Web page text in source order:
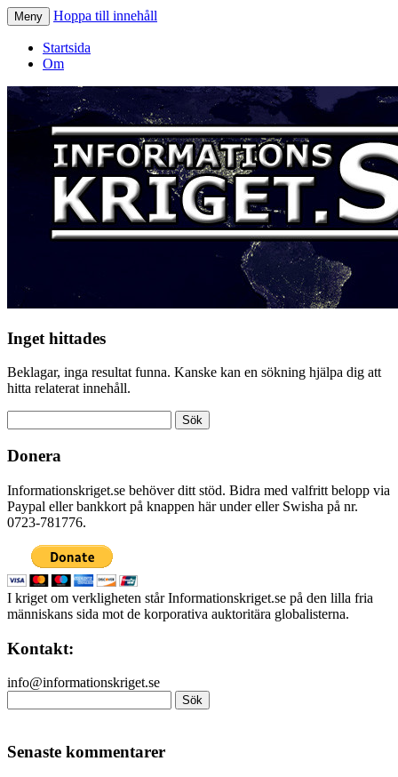
Informationskriget.se
Meny Hoppa till innehåll
Startsida
Om
Inget hittades
Beklagar, inga resultat funna. Kanske kan en sökning hjälpa dig att
hitta relaterat innehåll.
efter:
Donera
Informationskriget.se behöver ditt stöd. Bidra med valfritt belopp via
Paypal eller bankkort på knappen här under eller Swisha på nr.
0723-781776.
I kriget om verkligheten står Informationskriget.se på den lilla fria
människans sida mot de korporativa auktoritära globalisterna.
Kontakt:
info@informationskriget.se
efter:
Senaste kommentarer